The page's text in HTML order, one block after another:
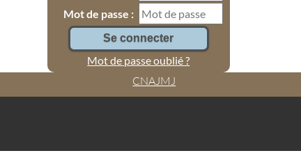
Mot de passe :
Mot de passe oublié ?
CNAJMJ